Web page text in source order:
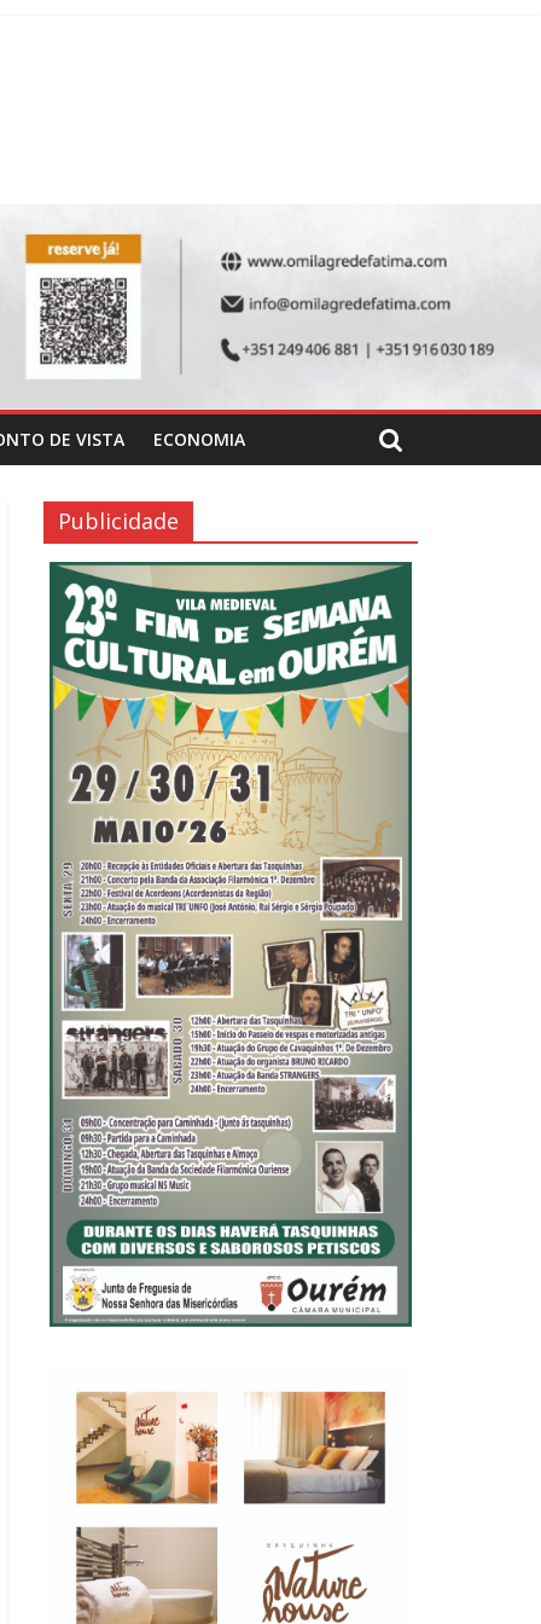
DE VISTA ECONOMIA
Publicidade